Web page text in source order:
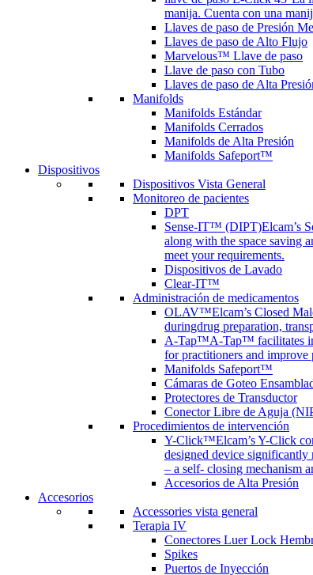
manija. Cuenta con una
Llaves de paso de Presión
Llaves de paso de Alto Flujo
Marvelous™ Llave de paso
Llave de paso con Tubo
Llaves de paso de Alta
Manifolds
Manifolds Estándar
Manifolds Cerrados
Manifolds de Alta Presión
Manifolds Safeport™
Dispositivos
Dispositivos Vista General
Monitoreo de pacientes
DPT
Sense-IT™ (DIPT)Elcam’s
along with the space saving
meet your requirements.
Dispositivos de Lavado
Clear-IT™
Administración de medicamentos
OLAV™Elcam’s Closed
duringdrug preparation,
A-Tap™A-Tap™ facilitates
for practitioners and improve
Manifolds Safeport™
Cámaras de Goteo
Protectores de Transductor
Conector Libre de Aguja
Procedimientos de intervención
Y-Click™Elcam’s Y-Click
designed device significantly
– a self- closing mechanism
Accesorios de Alta Presión
Accesorios
Accessories vista general
Terapia IV
Conectores Luer Lock
Spikes
Puertos de Inyección